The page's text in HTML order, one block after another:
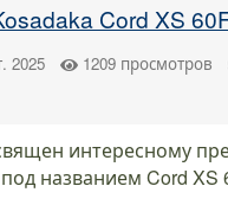
Cord XS
2025 1209 просмотров
интересному
названием Cord XS